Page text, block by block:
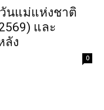
นแม่แห่งชาติ
และ
ลัง
0